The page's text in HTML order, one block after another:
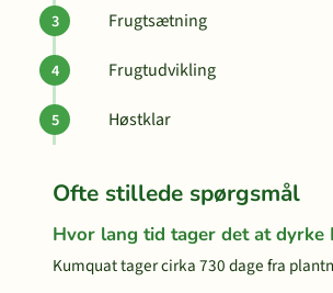
Frugtsætning
Frugtudvikling
Høstklar
Ofte stillede spørgsmål
Hvor lang tid tager det at dyrke
Kumquat tager cirka 730 dage fra